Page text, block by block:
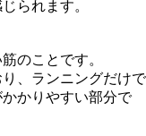
られます。
のことです。
、ランニングだけで
かりやすい部分で